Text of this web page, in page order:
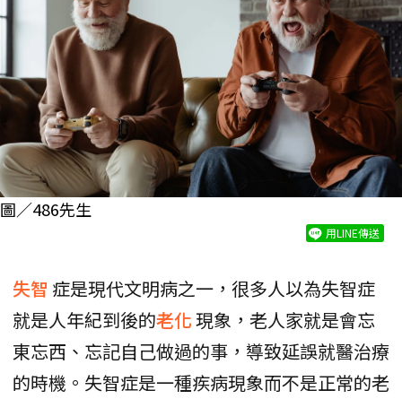
圖／486先生
用LINE傳送
失智 症是現代文明病之一，很多人以為失智症
就是人年紀到後的老化現象，老人家就是會忘
東忘西、忘記自己做過的事，導致延誤就醫治療
的時機。失智症是一種疾病現象而不是正常的老